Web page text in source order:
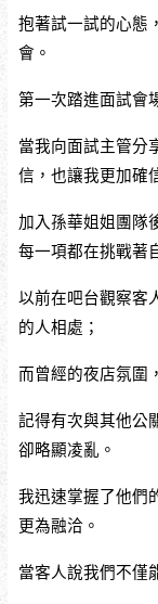
抱著試一試的心態
會。
第一次踏進面試會
當我向面試主管分
信，也讓我更加確
加入孫華姐姐團隊
每一項都在挑戰著
以前在吧台觀察客
的人相處；
而曾經的夜店氛圍
記得有次與其他公
卻略顯凌亂。
我迅速掌握了他們
更為融洽。
當客人說我們不僅